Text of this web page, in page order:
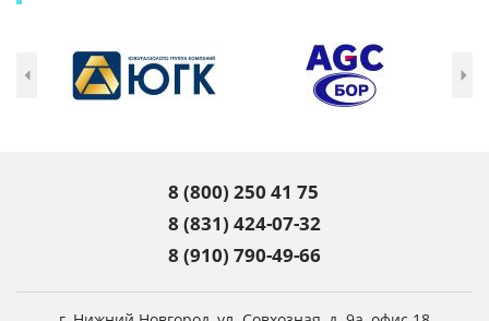
8 (800) 250 41 75
8 (831) 424-07-32
8 (910) 790-49-66